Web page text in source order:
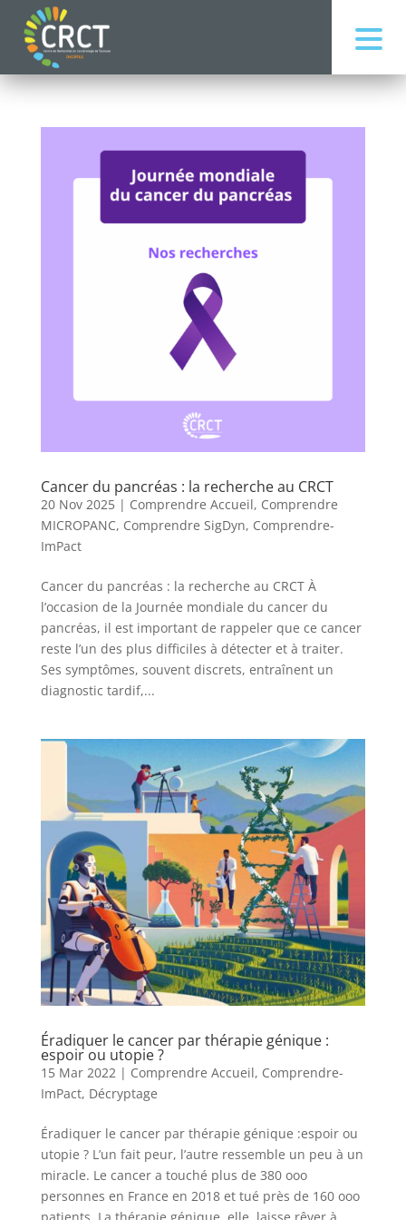
Cancer du pancréas : la recherche au CRCT
20 Nov 2025| Comprendre Accueil, Comprendre
MICROPANC, Comprendre SigDyn, Comprendre-
ImPact
Cancer du pancréas : la recherche au CRCT À
l’occasion de la Journée mondiale du cancer du
pancréas, il est important de rappeler que ce cancer
reste l’un des plus difficiles à détecter et à traiter.
Ses symptômes, souvent discrets, entraînent un
diagnostic tardif,...
Éradiquer le cancer par thérapie génique :
espoir ou utopie ?
15 Mar 2022| Comprendre Accueil, Comprendre-
ImPact, Décryptage
Éradiquer le cancer par thérapie génique :espoir ou
utopie ? L’un fait peur, l’autre ressemble un peu à un
miracle. Le cancer a touché plus de 380 ooo
personnes en France en 2018 et tué près de 160 ooo